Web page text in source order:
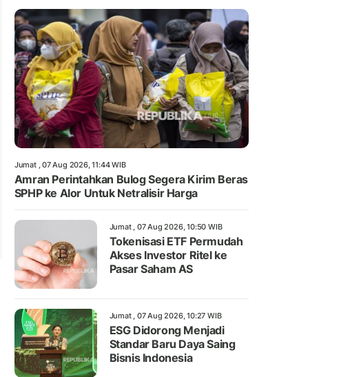
Jumat , 07 Aug 2026, 11:44 WIB
Amran Perintahkan Bulog Segera Kirim Beras
SPHP ke Alor Untuk Netralisir Harga
Jumat , 07 Aug 2026, 10:50 WIB
Tokenisasi ETF Permudah
Akses Investor Ritel ke
Pasar Saham AS
Jumat , 07 Aug 2026, 10:27 WIB
ESG Didorong Menjadi
Standar Baru Daya Saing
Bisnis Indonesia